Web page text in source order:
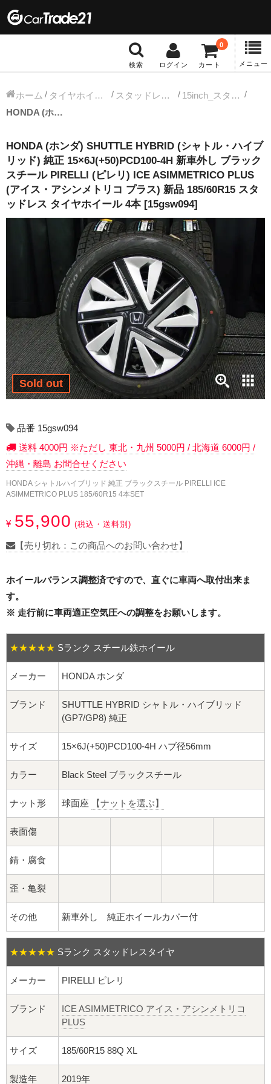
検索 ログイン カート
0
メニュー
冬タイヤホイール
13インチ：冬タイヤホイール
14インチ：冬タイヤホイール
15インチ：冬タイヤホイール
16インチ：冬タイヤホイール
17インチ：冬タイヤホイール
18インチ：冬タイヤホイール
19インチ：冬タイヤホイール
20インチ：冬タイヤホイール
夏タイヤホイール
12インチ：夏タイヤホイール
13インチ：夏タイヤホイール
14インチ：夏タイヤホイール
15インチ：夏タイヤホイール
16インチ：夏タイヤホイール
17インチ：夏タイヤホイール
19インチ：夏タイヤホイール
20インチ：夏タイヤホイール
ホイールナット
平面座ナット
ロング平面ナット
ロング球面ナット
ショート球面ナット
貫通ナット
袋ナット
ロング袋ナット
ショート袋ナット
スチール鉄ホイール
持ち込み交換工賃
ホーム タイヤホイールセット スタッドレス中古タイヤホイール
15inch_スタッドレス中古タイヤホイール
HONDA (ホンダ) SHUTTLE HYBRID (シャトル・ハイブリッド) 純正 15×6J(+50)PCD100-4H 新車外し ブラックスチール PIRELLI (ピレリ) ICE ASIMMETRICO PLUS (アイス・アシンメトリコ プラス) 新品 185/60R15 スタッドレス タイヤホイール 4本 [15gsw094]
HONDA (ホンダ) SHUTTLE HYBRID (シャトル・ハイブ
リッド) 純正 15×6J(+50)PCD100-4H 新車外し ブラック
スチール PIRELLI (ピレリ) ICE ASIMMETRICO PLUS
(アイス・アシンメトリコ プラス) 新品 185/60R15 スタ
ッドレス タイヤホイール 4本 [15gsw094]
Sold out
品番 15gsw094
送料 4000円 ※ただし 東北・九州 5000円 / 北海道 6000円 /
沖縄・離島 お問合せください
HONDA シャトルハイブリッド 純正 ブラックスチール PIRELLI ICE
ASIMMETRICO PLUS 185/60R15 4本SET
¥ 55,900 (税込・送料別)
【売り切れ：この商品へのお問い合わせ】
ホイールバランス調整済ですので、直ぐに車両へ取付出来ま
す。
※ 走行前に車両適正空気圧への調整をお願いします。
★★★★★ Sランク スチール鉄ホイール
メーカー HONDA ホンダ
ブランド
SHUTTLE HYBRID シャトル・ハイブリッド
(GP7/GP8) 純正
サイズ 15×6J(+50)PCD100-4H ハブ径56mm
カラー Black Steel ブラックスチール
ナット形 球面座 【ナットを選ぶ】
表面傷
錆・腐食
歪・亀裂
その他 新車外し 純正ホイールカバー付
★★★★★ Sランク スタッドレスタイヤ
メーカー PIRELLI ピレリ
ブランド
ICE ASIMMETRICO アイス・アシンメトリコ
PLUS
サイズ 185/60R15 88Q XL
製造年 2019年